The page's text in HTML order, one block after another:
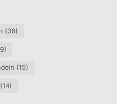
(38)
(15)
(14)